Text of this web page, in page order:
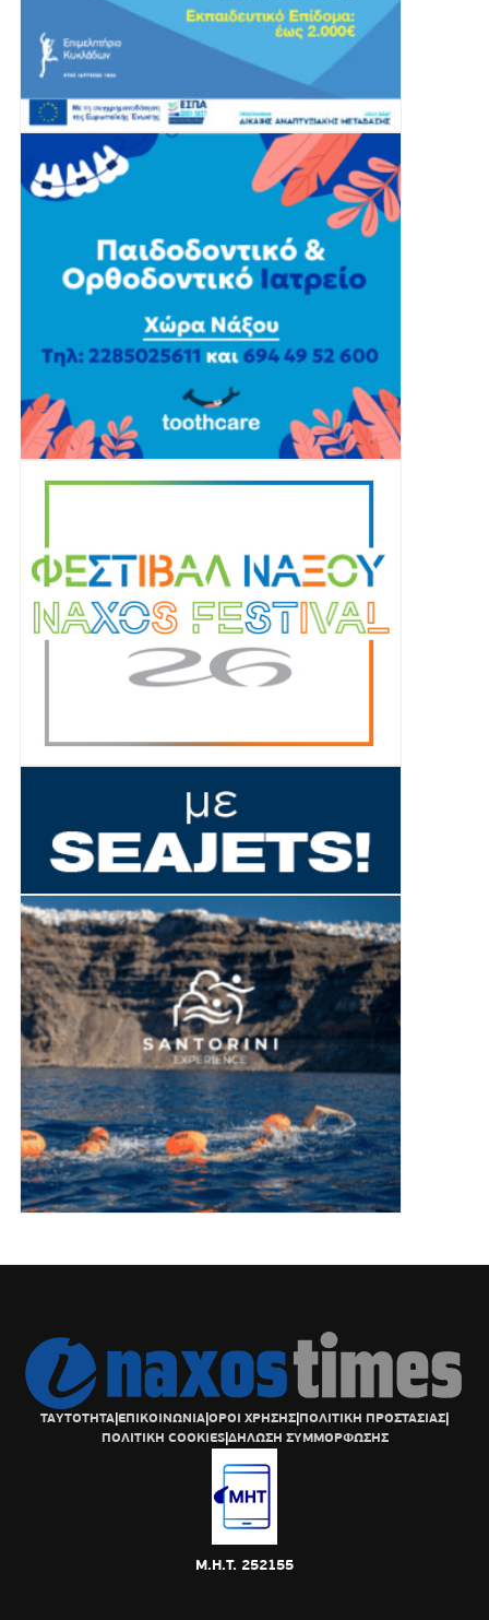
ΤΑΥΤΟΤΗΤΑ|ΕΠΙΚΟΙΝΩΝΙΑ|ΟΡΟΙ ΧΡΗΣΗΣ|ΠΟΛΙΤΙΚΗ ΠΡΟΣΤΑΣΙΑΣ|
ΠΟΛΙΤΙΚΗ COOKIES|ΔΗΛΩΣΗ ΣΥΜΜΟΡΦΩΣΗΣ
Μ.Η.Τ. 252155